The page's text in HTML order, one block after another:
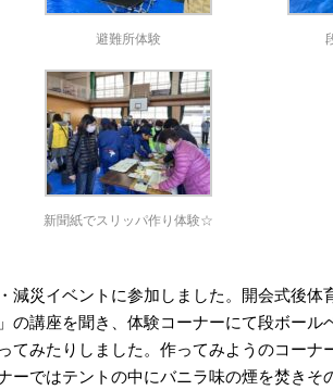
避難所体験
新聞紙でスリッパ作り体験☆
減災イベントに参加しました。開会式後体
の講座を聞き、体験コーナーにて段ボール
てみたりしました。作ってみようのコーナ
ーではテントの中にバニラ味の煙を焚きそ